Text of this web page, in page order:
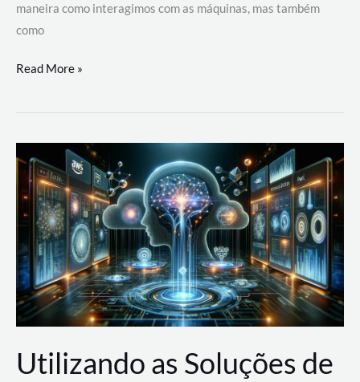
maneira como interagimos com as máquinas, mas também
como
Desenvolvimento
um
com
AWS
Read More »
Utilizando as Soluções de